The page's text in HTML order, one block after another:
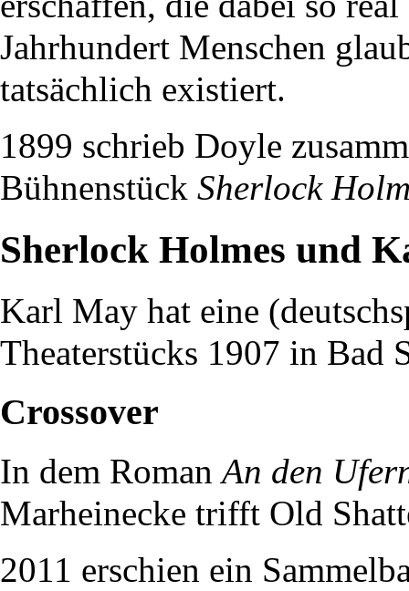
Jahrhundert Menschen
tatsächlich existiert.
1899 schrieb Doyle
Bühnenstück Sherlock
Sherlock Holmes und
Karl May hat eine
Theaterstücks 1907 in Bad
Crossover
In dem RomanAn den
Marheinecke trifft Old
2011 erschien ein